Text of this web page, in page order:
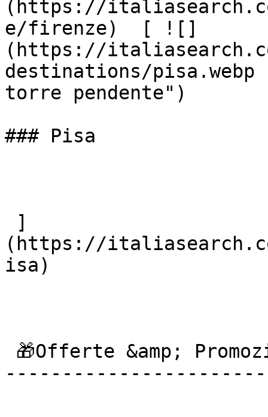
(https://
e/firenze)  [ ![]
(https://
destinations/
torre pendente")
### Pisa
(https://
isa)